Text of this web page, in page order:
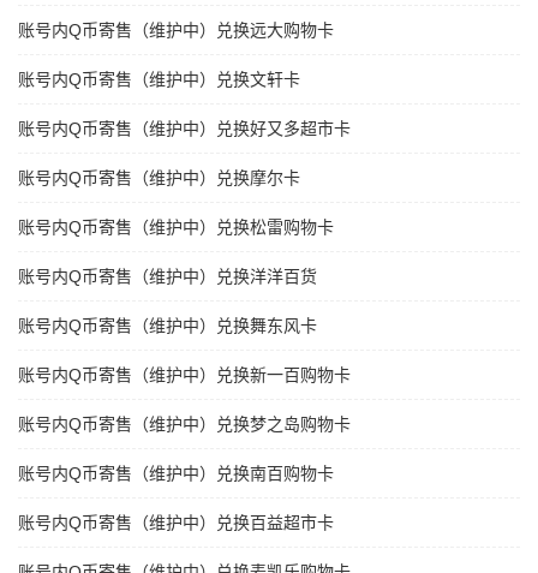
账号内Q币寄售（维护中）兑换远大购物卡
账号内Q币寄售（维护中）兑换文轩卡
账号内Q币寄售（维护中）兑换好又多超市卡
账号内Q币寄售（维护中）兑换摩尔卡
账号内Q币寄售（维护中）兑换松雷购物卡
账号内Q币寄售（维护中）兑换洋洋百货
账号内Q币寄售（维护中）兑换舞东风卡
账号内Q币寄售（维护中）兑换新一百购物卡
账号内Q币寄售（维护中）兑换梦之岛购物卡
账号内Q币寄售（维护中）兑换南百购物卡
账号内Q币寄售（维护中）兑换百益超市卡